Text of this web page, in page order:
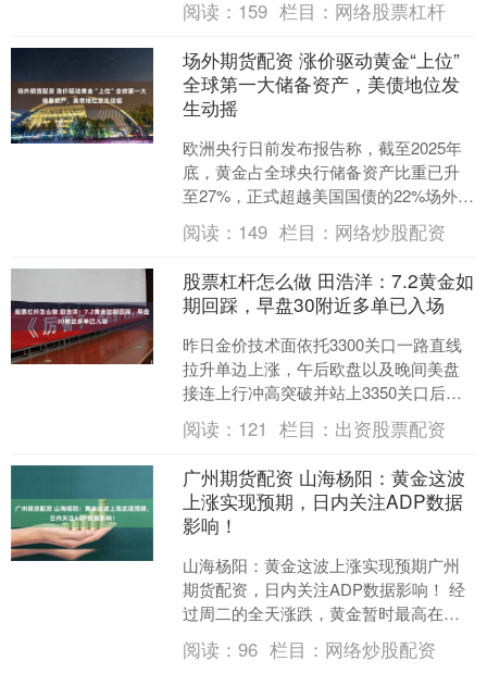
阅读： 159 栏目： 网络股票杠杆
场外期货配资 涨价驱动黄金“上位”
全球第一大储备资产，美债地位发
生动摇
欧洲央行日前发布报告称，截至2025年
底，黄金占全球央行储备资产比重已升
至27%，正式超越美国国债的22%场外期
货配资，成为全球第一大储备资产。分
析师表示，这次....
阅读： 149 栏目： 网络炒股配资
股票杠杆怎么做 田浩洋：7.2黄金如
期回踩，早盘30附近多单已入场
昨日金价技术面依托3300关口一路直线
拉升单边上涨，午后欧盘以及晚间美盘
接连上行冲高突破并站上3350关口后回
踩股票杠杆怎么做，我们在3330-32一线
给了多单....
阅读： 121 栏目： 出资股票配资
广州期货配资 山海杨阳：黄金这波
上涨实现预期，日内关注ADP数据
影响！
山海杨阳：黄金这波上涨实现预期广州
期货配资，日内关注ADP数据影响！ 经
过周二的全天涨跌，黄金暂时最高在
3357高点，山海前面讲过，这波黄金在
3245形成双底后....
阅读：96 栏目： 网络炒股配资